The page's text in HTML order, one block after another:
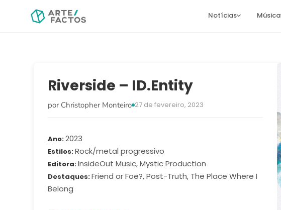
Notícias Música
Riverside – ID.Entity
por Christopher Monteiro 27 de fevereiro, 2023
Ano 2023
Estilos Rock/metal progressivo
Editora InsideOut Music, Mystic Production
Destaques Friend or Foe?, Post-Truth, The Place Where I
Belong